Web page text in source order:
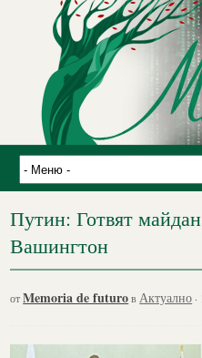
Путин: Готвят
Вашингтон
отMemoria de futuroв Актуално